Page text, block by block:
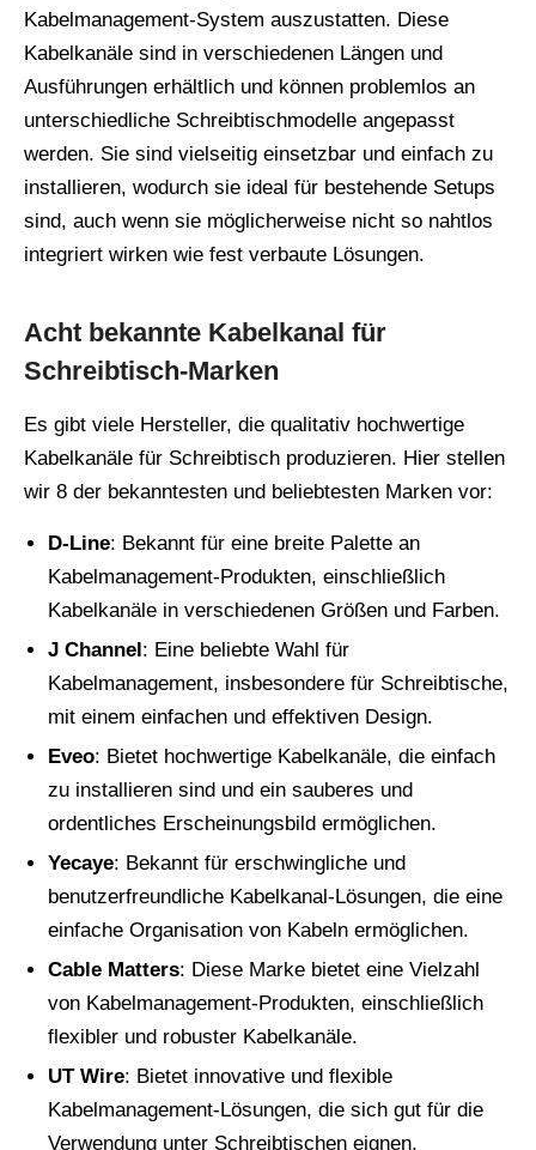
Kabelmanagement-System auszustatten. Diese
Kabelkanäle sind in verschiedenen Längen und
Ausführungen erhältlich und können problemlos an
unterschiedliche Schreibtischmodelle angepasst
werden. Sie sind vielseitig einsetzbar und einfach zu
installieren, wodurch sie ideal für bestehende Setups
sind, auch wenn sie möglicherweise nicht so nahtlos
integriert wirken wie fest verbaute Lösungen.
Acht bekannte Kabelkanal für
Schreibtisch-Marken
Es gibt viele Hersteller, die qualitativ hochwertige
Kabelkanäle für Schreibtisch produzieren. Hier stellen
wir 8 der bekanntesten und beliebtesten Marken vor:
D-Line: Bekannt für eine breite Palette an
Kabelmanagement-Produkten, einschließlich
Kabelkanäle in verschiedenen Größen und Farben.
J Channel : Eine beliebte Wahl für
Kabelmanagement, insbesondere für Schreibtische,
mit einem einfachen und effektiven Design.
Eveo: Bietet hochwertige Kabelkanäle, die einfach
zu installieren sind und ein sauberes und
ordentliches Erscheinungsbild ermöglichen.
Yecaye: Bekannt für erschwingliche und
benutzerfreundliche Kabelkanal-Lösungen, die eine
einfache Organisation von Kabeln ermöglichen.
Cable Matters: Diese Marke bietet eine Vielzahl
von Kabelmanagement-Produkten, einschließlich
flexibler und robuster Kabelkanäle.
UT Wire: Bietet innovative und flexible
Kabelmanagement-Lösungen, die sich gut für die
Verwendung unter Schreibtischen eignen.